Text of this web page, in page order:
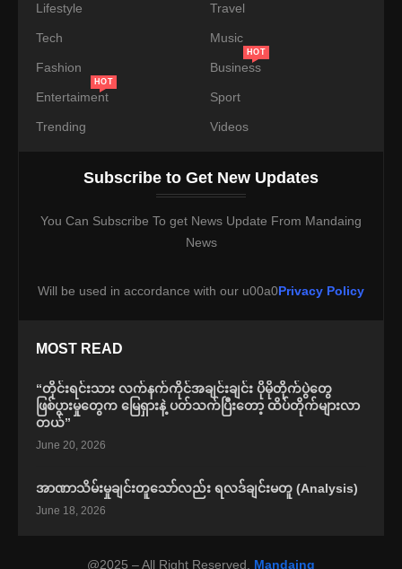
Lifestyle Travel
Tech Music
Fashion Business
HOT
Entertaiment
HOT
Sport
Trending Videos
Subscribe to Get New Updates
You Can Subscribe To get News Update From Mandaing
News
Will be used in accordance with our u00a0Privacy Policy
MOST READ
“တိုင်းရင်းသား လက်နက်ကိုင်အချင်းချင်း ပိုမိုတိုက်ပွဲတွေ
ဖြစ်ပွားမှုတွေက မြေရှားနဲ့ ပတ်သက်ပြီးတော့ ထိပ်တိုက်များလာ
တယ်”
June 20, 2026
အာဏာသိမ်းမှုချင်းတူသော်လည်း ရလဒ်ချင်းမတူ (Analysis)
June 18, 2026
@2025 – All Right Reserved. Mandaing